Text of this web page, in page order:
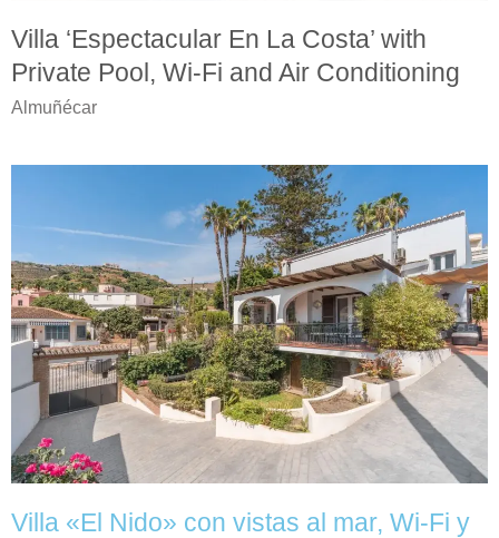
Villa ‘Espectacular En La Costa’ with
Private Pool, Wi-Fi and Air Conditioning
Almuñécar
Villa «El Nido» con vistas al mar, Wi-Fi y